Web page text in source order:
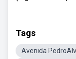
Tags
Avenida